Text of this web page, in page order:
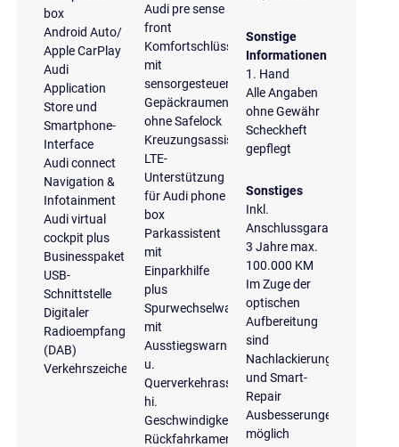
box
Android Auto/
Apple CarPlay
Audi
Application
Store und
Smartphone-
Interface
Audi connect
Navigation &
Infotainment
Audi virtual
cockpit plus
Businesspaket
USB-
Schnittstelle
Digitaler
Radioempfang
(DAB)
Verkehrszeichenerkennung
Audi pre sense
front
Komfortschlüssel
mit
sensorgesteuerter
Gepäckraumentriegelung,
ohne Safelock
Kreuzungsassistent
LTE-
Unterstützung
für Audi phone
box
Parkassistent
mit
Einparkhilfe
plus
Spurwechselwarnung
mit
Ausstiegswarnung
u.
Querverkehrassistent
hi.
Geschwindigkeitsbegrenzungsanlage
Rückfahrkamera
Sonstige
Informationen
1. Hand
Alle Angaben
ohne Gewähr
Scheckheft
gepflegt
Sonstiges
Inkl.
Anschlussgarantie
3 Jahre max.
100.000 KM
Im Zuge der
optischen
Aufbereitung
sind
Nachlackierungen
und Smart-
Repair
Ausbesserungen
möglich